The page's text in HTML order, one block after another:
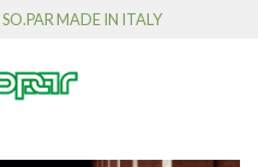
MADE IN ITALY